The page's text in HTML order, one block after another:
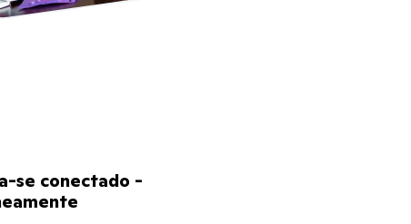
se conectado -